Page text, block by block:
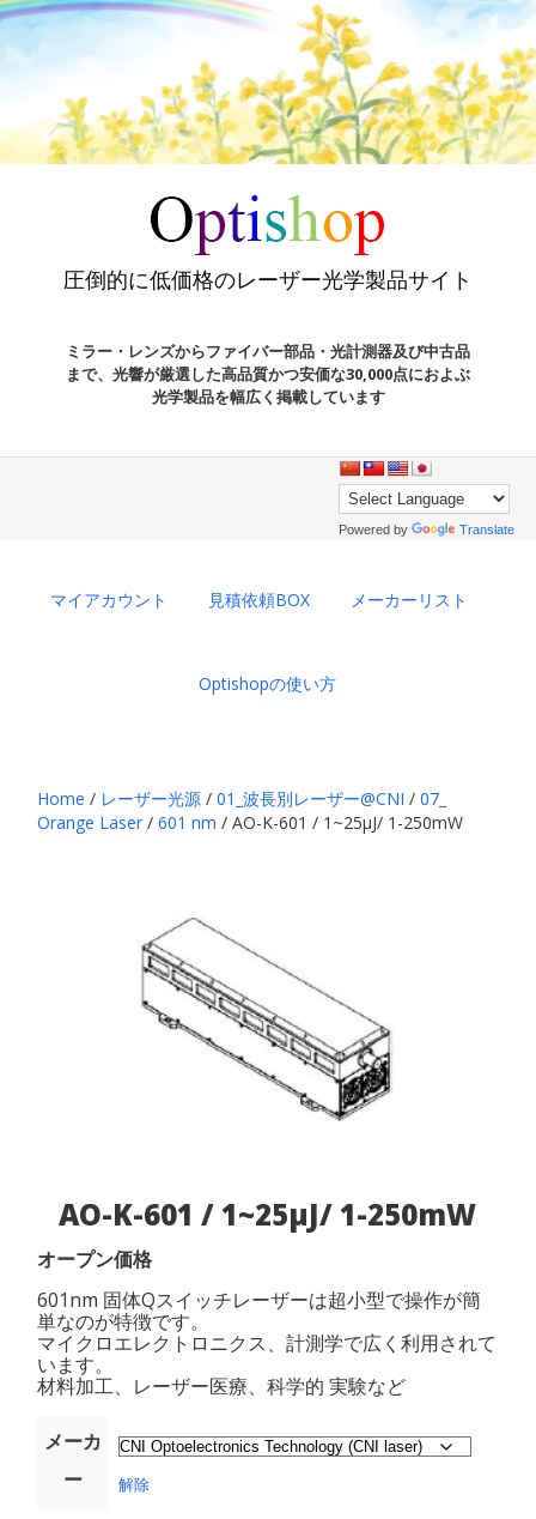
圧倒的に低価格のレーザー光学製品サイト
ミラー・レンズからファイバー部品・光計測器及び中古品
まで、光響が厳選した高品質かつ安価な30,000点におよぶ
光学製品を幅広く掲載しています
Powered by Translate
マイアカウント 見積依頼BOX メーカーリスト
Optishopの使い方
Home / レーザー光源 /01_波長別レーザー@CNI /07_
Orange Laser /601 nm / AO-K-601 / 1~25μJ/ 1-250mW
AO-K-601 / 1~25μJ/ 1-250mW
オープン価格
601nm 固体Qスイッチレーザーは超小型で操作が簡
単なのが特徴です。
マイクロエレクトロニクス、計測学で広く利用されて
います。
材料加工、レーザー医療、科学的 実験など
メーカ
ー
解除